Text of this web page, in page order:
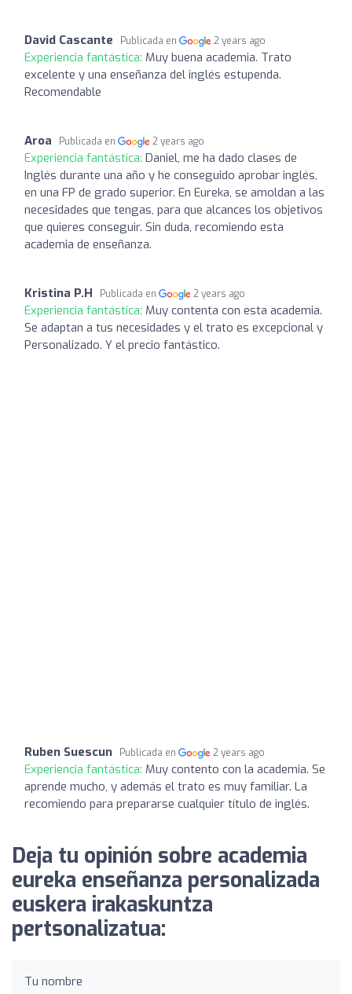
David Cascante Publicada en 2 years ago
Experiencia fantástica: Muy buena academia. Trato
excelente y una enseñanza del inglés estupenda.
Recomendable
Aroa Publicada en 2 years ago
Experiencia fantástica: Daniel, me ha dado clases de
Inglés durante una año y he conseguido aprobar inglés,
en una FP de grado superior. En Eureka, se amoldan a las
necesidades que tengas, para que alcances los objetivos
que quieres conseguir. Sin duda, recomiendo esta
academia de enseñanza.
Kristina P.H Publicada en 2 years ago
Experiencia fantástica: Muy contenta con esta academia.
Se adaptan a tus necesidades y el trato es excepcional y
Personalizado. Y el precio fantástico.
Ruben Suescun Publicada en 2 years ago
Experiencia fantástica: Muy contento con la academia. Se
aprende mucho, y además el trato es muy familiar. La
recomiendo para prepararse cualquier título de inglés.
Deja tu opinión sobre academia
eureka enseñanza personalizada
euskera irakaskuntza
pertsonalizatua:
Tu nombre